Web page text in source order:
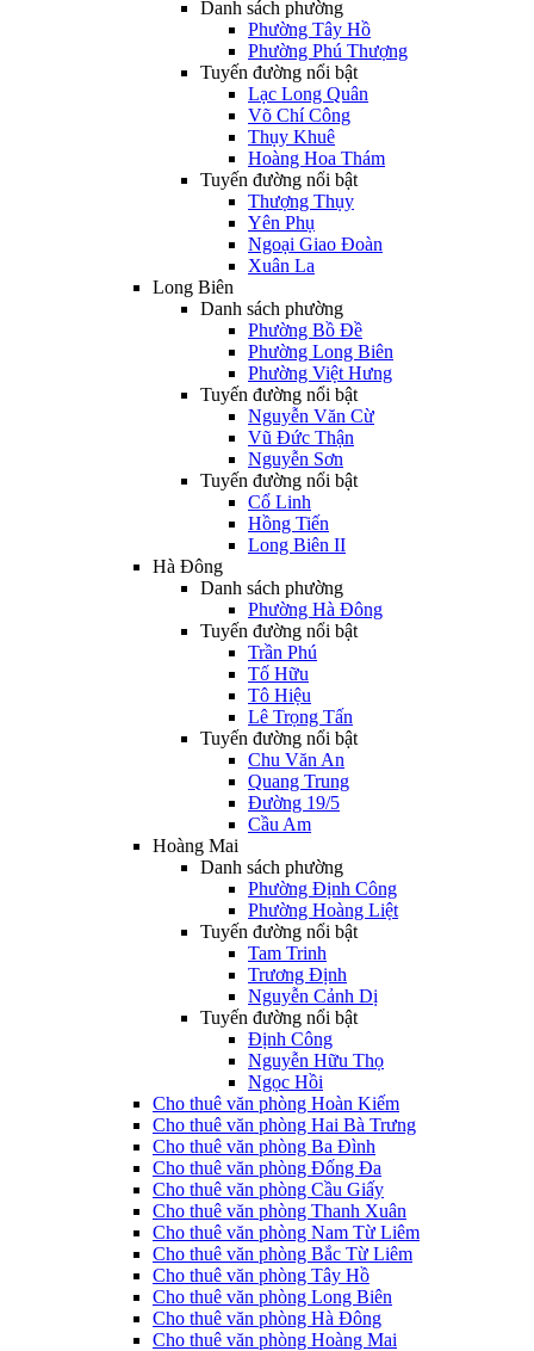
Danh sách phường
Phường Tây Hồ
Phường Phú Thượng
Tuyến đường nổi bật
Lạc Long Quân
Võ Chí Công
Thụy Khuê
Hoàng Hoa Thám
Tuyến đường nổi bật
Thượng Thụy
Yên Phụ
Ngoại Giao Đoàn
Xuân La
Long Biên
Danh sách phường
Phường Bồ Đề
Phường Long Biên
Phường Việt Hưng
Tuyến đường nổi bật
Nguyễn Văn Cừ
Vũ Đức Thận
Nguyễn Sơn
Tuyến đường nổi bật
Cổ Linh
Hồng Tiến
Long Biên II
Hà Đông
Danh sách phường
Phường Hà Đông
Tuyến đường nổi bật
Trần Phú
Tố Hữu
Tô Hiệu
Lê Trọng Tấn
Tuyến đường nổi bật
Chu Văn An
Quang Trung
Đường 19/5
Cầu Am
Hoàng Mai
Danh sách phường
Phường Định Công
Phường Hoàng Liệt
Tuyến đường nổi bật
Tam Trinh
Trương Định
Nguyễn Cảnh Dị
Tuyến đường nổi bật
Định Công
Nguyễn Hữu Thọ
Ngọc Hồi
Cho thuê văn phòng Hoàn Kiếm
Cho thuê văn phòng Hai Bà Trưng
Cho thuê văn phòng Ba Đình
Cho thuê văn phòng Đống Đa
Cho thuê văn phòng Cầu Giấy
Cho thuê văn phòng Thanh Xuân
Cho thuê văn phòng Nam Từ Liêm
Cho thuê văn phòng Bắc Từ Liêm
Cho thuê văn phòng Tây Hồ
Cho thuê văn phòng Long Biên
Cho thuê văn phòng Hà Đông
Cho thuê văn phòng Hoàng Mai